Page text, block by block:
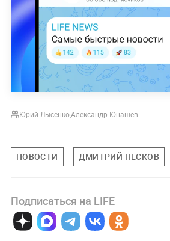
Юрий Лысенко,Александр Юнашев
НОВОСТИ ДМИТРИЙ ПЕСКОВ
Подписаться на LIFE